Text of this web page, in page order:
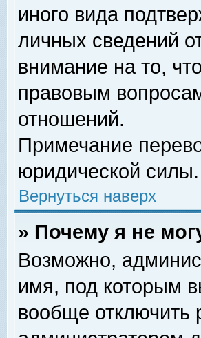
иного вида
личных сведений
внимание на то,
правовым
отношений.
Примечание
юридической силы.
Вернуться наверх
» Почему я не
Возможно,
имя, под которым
вообще отключить